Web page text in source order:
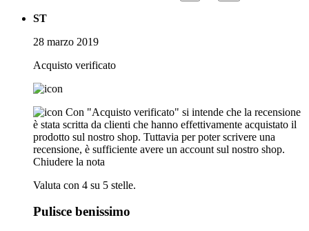
ST
28 marzo 2019
Acquisto verificato
Con "Acquisto verificato" si intende che la recensione
è stata scritta da clienti che hanno effettivamente acquistato il
prodotto sul nostro shop. Tuttavia per poter scrivere una
recensione, è sufficiente avere un account sul nostro shop.
Chiudere la nota
Valuta con 4 su 5 stelle.
Pulisce benissimo